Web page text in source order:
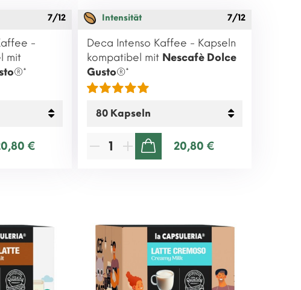
7/12
-
mit
®*
€
Intensität 7/12
Deca Intenso Kaffee - Kapseln
kompatibel mit Nescafè Dolce
Gusto®*
20,80 €